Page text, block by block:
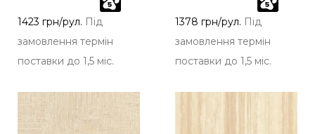
1423 грн/рул. Під
замовлення термін
поставки до 1,5 міс.
1378 грн/рул. Під
замовлення термін
поставки до 1,5 міс.